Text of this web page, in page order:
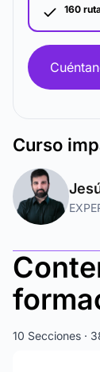
160
Curso
10 Secciones ·